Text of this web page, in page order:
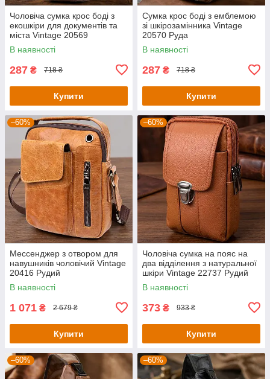
Чоловіча сумка крос боді з
екошкіри для документів та
міста Vintage 20569
Коричнева
В наявності
287 ₴ 718 ₴
Купити
Сумка крос боді з емблемою
зі шкірозамінника Vintage
20570 Руда
В наявності
287 ₴ 718 ₴
Купити
–60%
Мессенджер з отвором для
навушників чоловічий Vintage
20416 Рудий
В наявності
1 071 ₴ 2 679 ₴
Купити
–60%
Чоловіча сумка на пояс на
два відділення з натуральної
шкіри Vintage 22737 Рудий
В наявності
373 ₴ 933 ₴
Купити
–60% –60%